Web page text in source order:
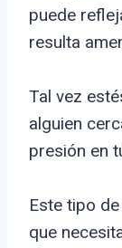
puede
resulta
Tal vez
alguien
presión en
Este tipo
que